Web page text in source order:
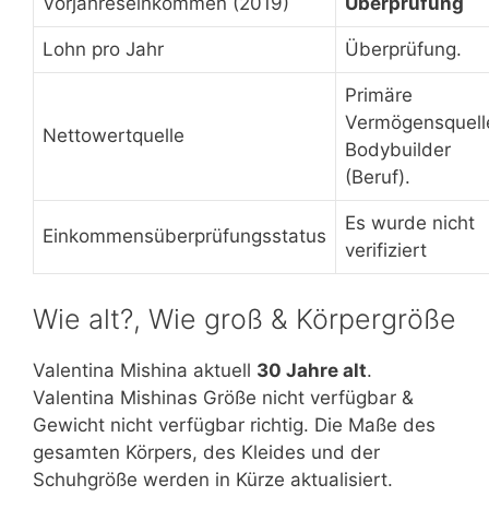
Lohn pro Jahr Überprüfung.
Nettowertquelle
Primäre
Bodybuilder
(Beruf).
Einkommensüberprüfungsstatus
Es wurde nicht
verifiziert
Wie alt?, Wie groß & Körpergröße
Valentina Mishina aktuell 30 Jahre alt.
Valentina Mishinas Größe nicht verfügbar &
Gewicht nicht verfügbar richtig. Die Maße des
gesamten Körpers, des Kleides und der
Schuhgröße werden in Kürze aktualisiert.